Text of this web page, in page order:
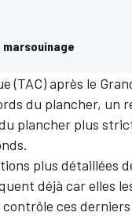
(TAC) après le
du plancher, un
plancher plus
plus détaillées
déjà car elles
ces